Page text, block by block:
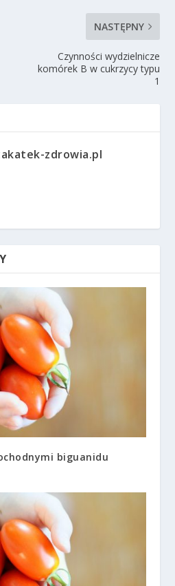
NASTĘPNY
Czynności wydzielnicze
komórek B w cukrzycy typu
1
zdrowia.pl
biguanidu